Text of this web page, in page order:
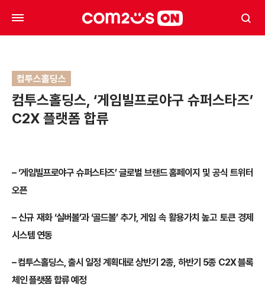
컴투스홀딩스
컴투스홀딩스, ‘게임빌프로야구 슈퍼스타즈’
C2X 플랫폼 합류
– ‘게임빌프로야구 슈퍼스타즈’ 글로벌 브랜드 홈페이지 및 공식 트위터
오픈
– 신규 재화 ‘실버볼’과 ‘골드볼’ 추가, 게임 속 활용가치 높고 토큰 경제
시스템 연동
– 컴투스홀딩스, 출시 일정 계획대로 상반기 2종, 하반기 5종 C2X 블록
체인 플랫폼 합류 예정